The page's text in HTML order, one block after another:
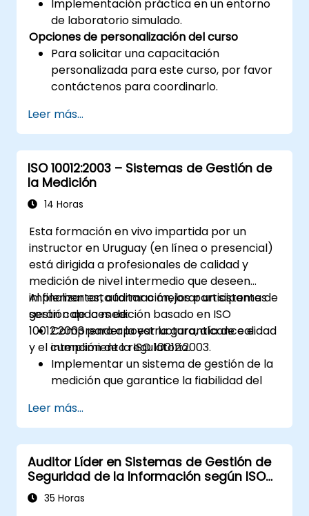
Implementación práctica en un entorno
de laboratorio simulado.
Opciones de personalización del curso
Para solicitar una capacitación
personalizada para este curso, por favor
contáctenos para coordinarlo.
Leer más...
ISO 10012:2003 – Sistemas de Gestión de
la Medición
14 Horas
Esta formación en vivo impartida por un
instructor en Uruguay (en línea o presencial)
está dirigida a profesionales de calidad y
medición de nivel intermedio que deseen
implementar, auditar o mejorar un sistema de
gestión de la medición basado en ISO
10012:2003 para apoyar la garantía de calidad
y el cumplimiento regulatorio.
Al finalizar esta formación, los participantes
serán capaces de:
Comprender la estructura, alcance e
intención de la ISO 10012:2003.
Implementar un sistema de gestión de la
medición que garantice la fiabilidad del
Definir los roles, responsabilidades y la
documentación necesaria para el control
de la medición.
Integrar la ISO 10012 con marcos más
amplios de gestión de la calidad y el
riesgo (por ejemplo, ISO 9001, ISO/IEC
Leer más...
Auditor Líder en Sistemas de Gestión de
Seguridad de la Información según ISO
27001:2023
35 Horas